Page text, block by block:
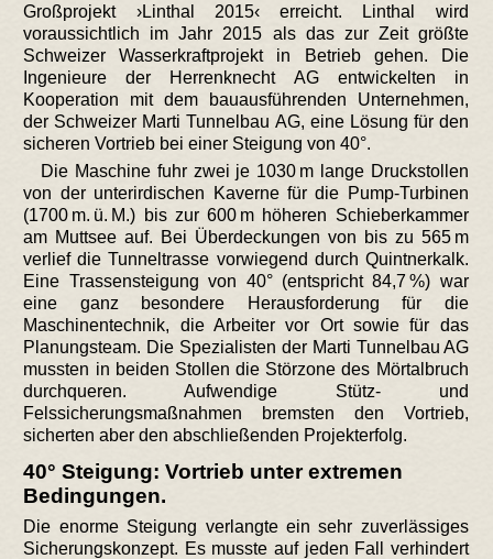
Großprojekt ›Linthal 2015‹ erreicht. Linthal wird
voraussichtlich im Jahr 2015 als das zur Zeit größte
Schweizer Wasserkraftprojekt in Betrieb gehen. Die
Ingenieure der Herrenknecht AG entwickelten in
Kooperation mit dem bauausführenden Unternehmen,
der Schweizer Marti Tunnelbau AG, eine Lösung für den
sicheren Vortrieb bei einer Steigung von 40°.
Die Maschine fuhr zwei je 1030 m lange Druckstollen
von der unterirdischen Kaverne für die Pump-Turbinen
(1700 m. ü. M.) bis zur 600 m höheren Schieberkammer
am Muttsee auf. Bei Überdeckungen von bis zu 565 m
verlief die Tunneltrasse vorwiegend durch Quintnerkalk.
Eine Trassensteigung von 40° (entspricht 84,7 %) war
eine ganz besondere Herausforderung für die
Maschinentechnik, die Arbeiter vor Ort sowie für das
Planungsteam. Die Spezialisten der Marti Tunnelbau AG
mussten in beiden Stollen die Störzone des Mörtalbruch
durchqueren. Aufwendige Stütz- und
Felssicherungsmaßnahmen bremsten den Vortrieb,
sicherten aber den abschließenden Projekterfolg.
40° Steigung: Vortrieb unter extremen
Bedingungen.
Die enorme Steigung verlangte ein sehr zuverlässiges
Sicherungskonzept. Es musste auf jeden Fall verhindert